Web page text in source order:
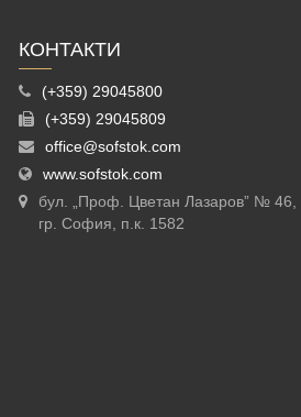
КОНТАКТИ
(+359) 29045800
(+359) 29045809
office@sofstok.com
www.sofstok.com
бул. „Проф. Цветан Лазаров” № 46,
гр. София, п.к. 1582